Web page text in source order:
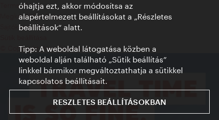
Terms of Use
Megközelíthetőség
Sajtókapcsolat
© Copyright WienTourismus
óhajtja ezt, akkor módosítsa az
alapértelmezett beállításokat a „Részletes
beállítások“ alatt.
Tipp: A weboldal látogatása közben a
weboldal alján található „Sütik beállítás”
linkkel bármikor megváltoztathatja a sütikkel
kapcsolatos beállításait.
RESZLETES BEÁLLÍTÁSOKBAN